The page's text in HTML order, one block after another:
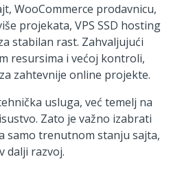
WooCommerce prodavnicu,
projekata, VPS SSD hosting
stabilan rast. Zahvaljujući
resursima i većoj kontroli,
zahtevnije online projekte.
usluga, već temelj na
Zato je važno izabrati
samo trenutnom stanju sajta,
dalji razvoj.